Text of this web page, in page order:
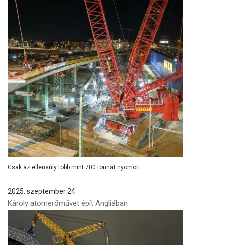
Csak az ellensúly több mint 700 tonnát nyomott
2025. szeptember 24.
Károly atomerőművet épít Angliában